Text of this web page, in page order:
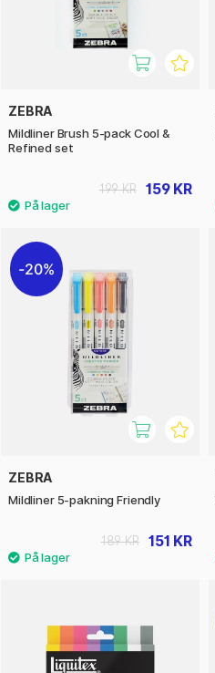
ZEBRA
Mildliner Brush 5-pack Cool &
Refined set
159 KR
199 KR
20%
ZEBRA
Mildliner 5-pakning Friendly
151 KR
189 KR